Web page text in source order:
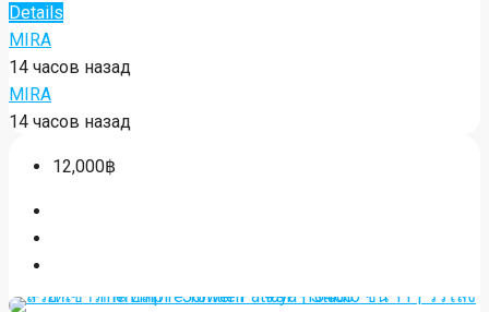
Details
MIRA
14 часов назад
MIRA
14 часов назад
12,000฿